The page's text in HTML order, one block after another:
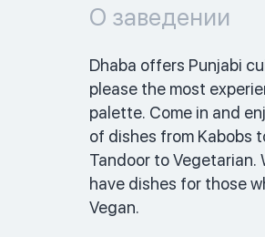
О заведении
Dhaba offers Punjabi
please the most
palette. Come in and
of dishes from Kabobs
Tandoor to Vegetarian.
have dishes for those
Vegan.